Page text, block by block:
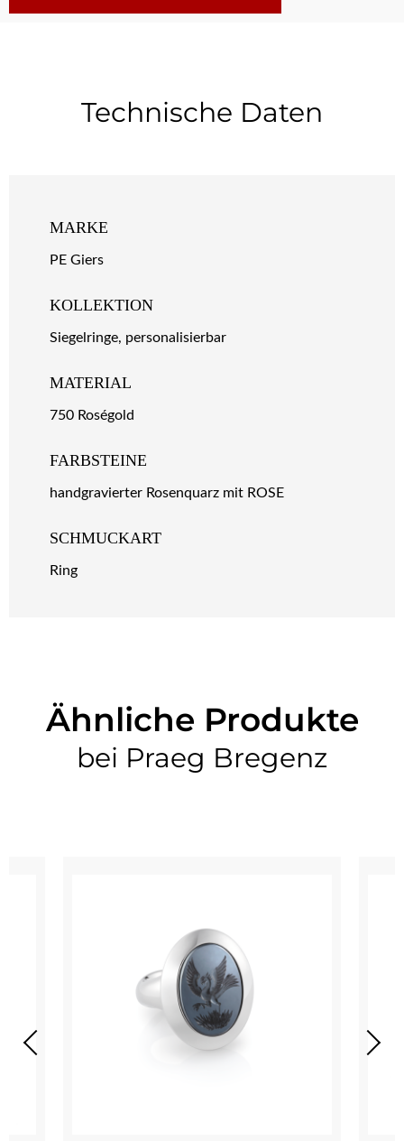
Technische Daten
MARKE
PE Giers
KOLLEKTION
Siegelringe, personalisierbar
MATERIAL
750 Roségold
FARBSTEINE
handgravierter Rosenquarz mit ROSE
SCHMUCKART
Ring
Ähnliche Produkte
bei Praeg Bregenz